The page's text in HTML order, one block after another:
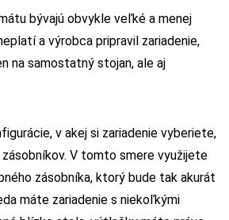
bývajú obvykle veľké a menej
a výrobca pripravil zariadenie,
na samostatný stojan, ale aj
v akej si zariadenie vyberiete,
zásobníkov. V tomto smere využijete
zásobníka, ktorý bude tak akurát
máte zariadenie s niekoľkými